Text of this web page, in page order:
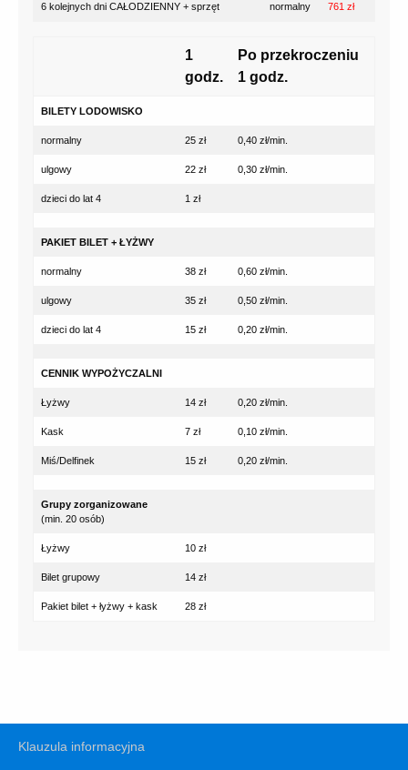
6 kolejnych dni CAŁODZIENNY + sprzęt normalny 761 zł
1
godz.
Po przekroczeniu
1 godz.
BILETY LODOWISKO
normalny 25 zł 0,40 zł/min.
ulgowy 22 zł 0,30 zł/min.
dzieci do lat 4 1 zł
PAKIET BILET + ŁYŻWY
normalny 38 zł 0,60 zł/min.
ulgowy 35 zł 0,50 zł/min.
dzieci do lat 4 15 zł 0,20 zł/min.
CENNIK WYPOŻYCZALNI
Łyżwy 14 zł 0,20 zł/min.
Kask 7 zł 0,10 zł/min.
Miś/Delfinek 15 zł 0,20 zł/min.
Grupy zorganizowane
(min. 20 osób)
Łyżwy 10 zł
Bilet grupowy 14 zł
Pakiet bilet + łyżwy + kask 28 zł
Klauzula informacyjna